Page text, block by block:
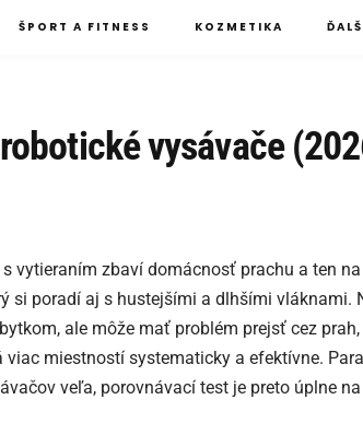
ŠPORT A FITNESS KOZMETIKA
vysávače
vytieraním zbaví domácnosť prachu a ten
si poradí aj s hustejšími a dlhšími vláknami.
ale môže mať problém prejsť cez
viac miestností systematicky a efektívne.
veľa, porovnávací test je preto úplne